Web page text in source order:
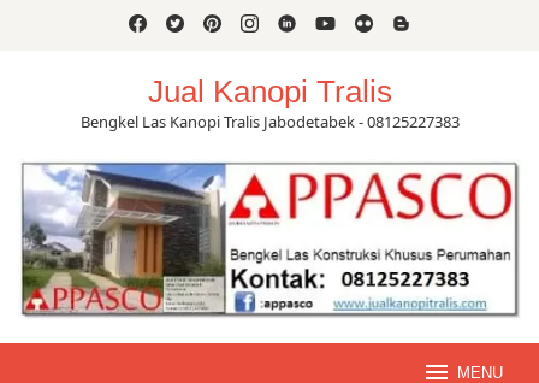
Jual Kanopi Tralis
Bengkel Las Kanopi Tralis Jabodetabek - 08125227383
MENU